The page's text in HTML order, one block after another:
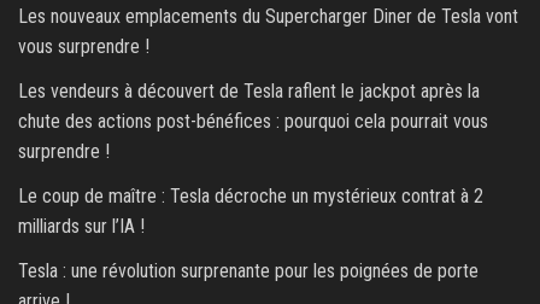
Les nouveaux emplacements du Supercharger Diner de Tesla vont
vous surprendre !
Les vendeurs à découvert de Tesla raflent le jackpot après la
chute des actions post-bénéfices : pourquoi cela pourrait vous
surprendre !
Le coup de maître : Tesla décroche un mystérieux contrat à 2
milliards sur l’IA !
Tesla : une révolution surprenante pour les poignées de porte